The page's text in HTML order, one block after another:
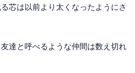
芯は以前より太くなったようにさ
達と呼べるような仲間は数え切れ